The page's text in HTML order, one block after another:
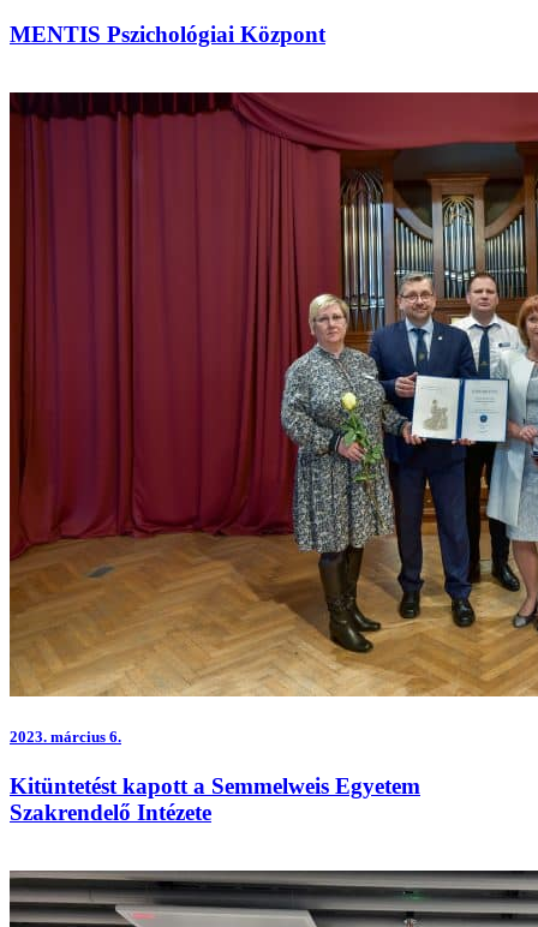
MENTIS Pszichológiai Központ
2023. március 6.
Kitüntetést kapott a Semmelweis Egyetem
Szakrendelő Intézete